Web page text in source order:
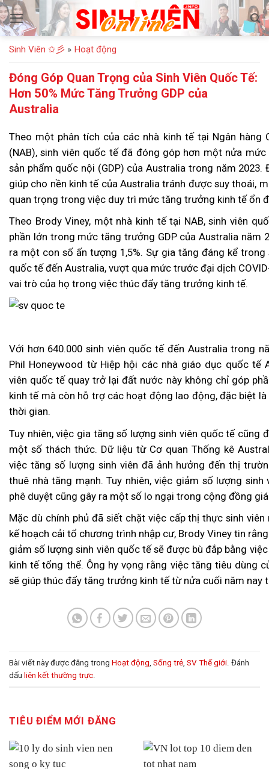
Bỏ
qua
nội
dung
Sinh Viên ✩彡 » Hoạt động
Đóng Góp Quan Trọng của Sinh Viên Quốc Tế:
Hơn 50% Mức Tăng Trưởng GDP của
Australia
Theo một phân tích của các nhà kinh tế tại Ngân hàng
(NAB), sinh viên quốc tế đã đóng góp hơn một nửa
sản phẩm quốc nội (GDP) của Australia trong năm 2023.
giúp cho nền kinh tế của Australia tránh được suy thoái,
quan trọng trong việc duy trì mức tăng trưởng kinh tế ổn
Theo Brody Viney, một nhà kinh tế tại NAB, sinh viên
phần lớn trong mức tăng trưởng GDP của Australia năm
ra một con số ấn tượng 1,5%. Sự gia tăng đáng kể trong
quốc tế đến Australia, vượt qua mức trước đại dịch
vai trò của họ trong việc thúc đẩy tăng trưởng kinh tế.
Với hơn 640.000 sinh viên quốc tế đến Australia trong
Phil Honeywood từ Hiệp hội các nhà giáo dục quốc tế
viên quốc tế quay trở lại đất nước này không chỉ góp
kinh tế mà còn hỗ trợ các hoạt động lao động, đặc biệt
thời gian.
Tuy nhiên, việc gia tăng số lượng sinh viên quốc tế cũng
một số thách thức. Dữ liệu từ Cơ quan Thống kê
việc tăng số lượng sinh viên đã ảnh hưởng đến thị
thuê nhà tăng mạnh. Tuy nhiên, việc giảm số lượng
phê duyệt cũng gây ra một số lo ngại trong cộng đồng
Mặc dù chính phủ đã siết chặt việc cấp thị thực sinh
kế hoạch cải tổ chương trình nhập cư, Brody Viney tin
giảm số lượng sinh viên quốc tế sẽ được bù đắp bằng
kinh tế tổng thể. Ông hy vọng rằng việc tăng tiêu dùng
sẽ giúp thúc đẩy tăng trưởng kinh tế từ nửa cuối năm nay
Bài viết này được đăng trong Hoạt động Sống trẻ SV Thế giới . Đánh
dấu liên kết thường trực
TIÊU ĐIỂM MỚI ĐĂNG